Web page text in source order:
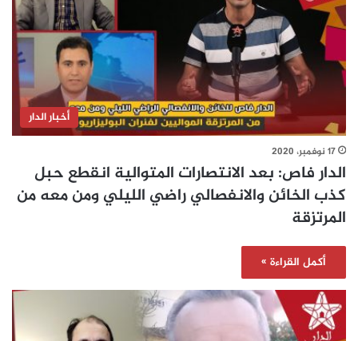
أخبار الدار
17 نوفمبر، 2020
الدار فاص: بعد الانتصارات المتوالية انقطع حبل
كذب الخائن والانفصالي راضي الليلي ومن معه من
المرتزقة
أكمل القراءة »